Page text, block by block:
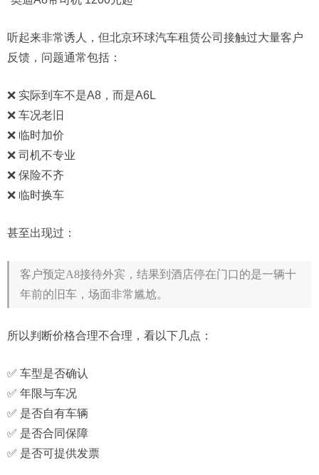
听起来非常诱人，但北京环球汽车租赁公司接触过大量客户
反馈，问题通常包括：
❌ 实际到车不是A8，而是A6L
❌ 车况老旧
❌ 临时加价
❌ 司机不专业
❌ 保险不齐
❌ 临时换车
甚至出现过：
客户预定A8接待外宾，结果到酒店停在门口的是一辆十
年前的旧车，场面非常尴尬。
所以判断价格合理不合理，看以下几点：
✅ 车型是否确认
✅ 年限与车况
✅ 是否自有车辆
✅ 是否合同保障
✅ 是否可提供发票